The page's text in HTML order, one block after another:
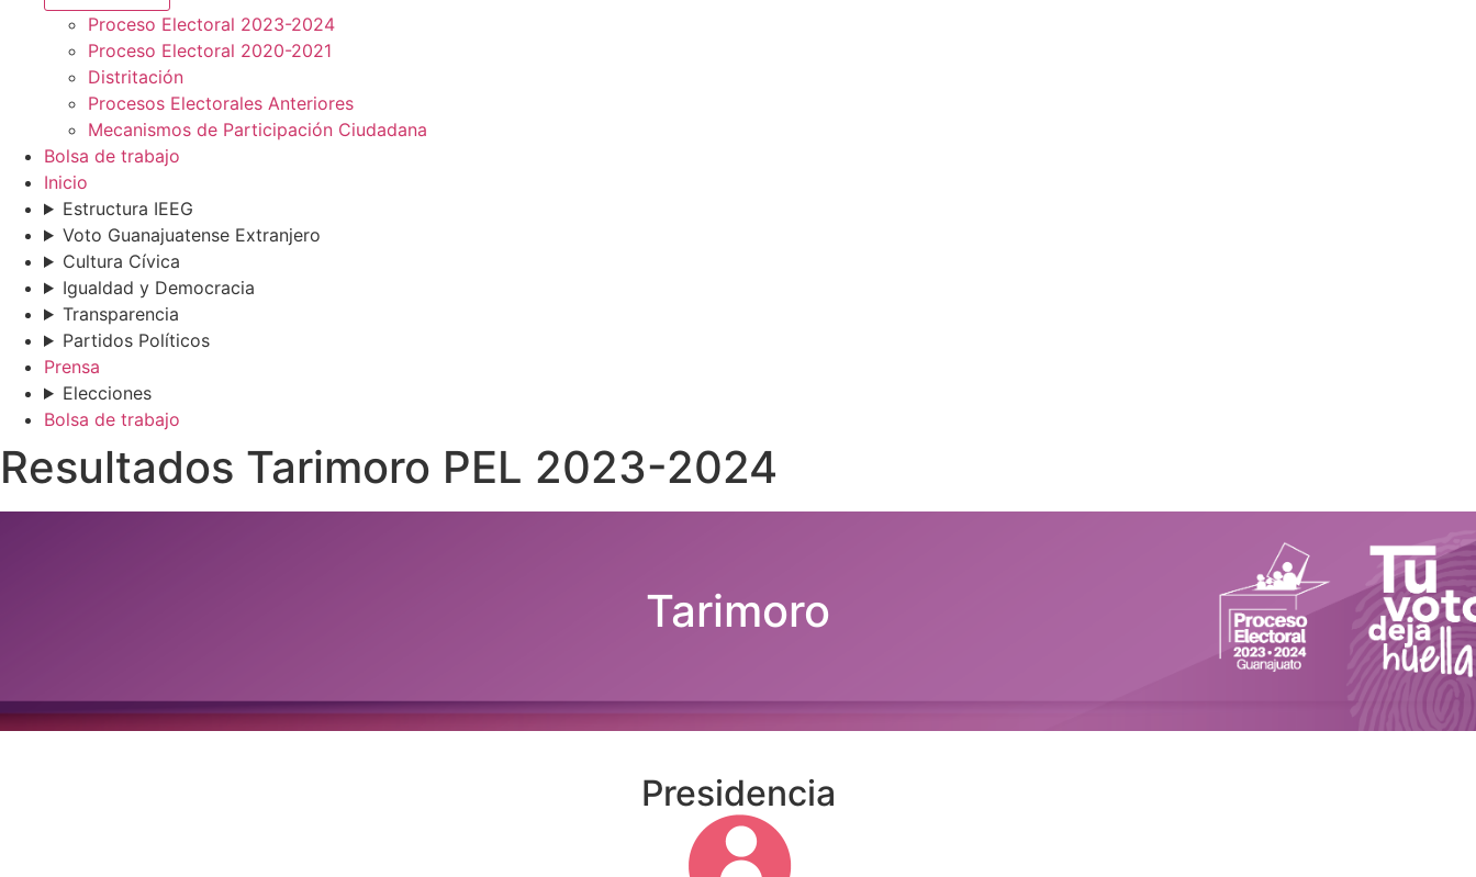
Proceso Electoral 2023-2024
Proceso Electoral 2020-2021
Distritación
Procesos Electorales Anteriores
Mecanismos de Participación Ciudadana
Bolsa de trabajo
Inicio
Estructura IEEG
Voto Guanajuatense Extranjero
Cultura Cívica
Igualdad y Democracia
Transparencia
Partidos Políticos
Prensa
Elecciones
Bolsa de trabajo
Resultados Tarimoro PEL 2023-2024
Tarimoro
Presidencia